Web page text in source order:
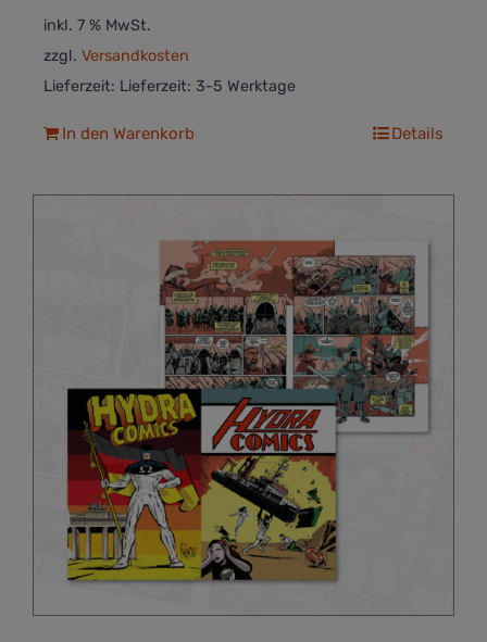
inkl. 7 % MwSt.
zzgl. Versandkosten
Lieferzeit: Lieferzeit: 3-5 Werktage
In den Warenkorb Details